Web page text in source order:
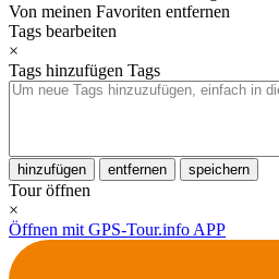
Von meinen Favoriten entfernen
Tags bearbeiten
×
Tags hinzufügen Tags
hinzufügen entfernen speichern
Tour öffnen
×
Öffnen mit GPS-Tour.info APP